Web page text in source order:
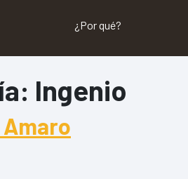
¿Por qué?
Ingenio